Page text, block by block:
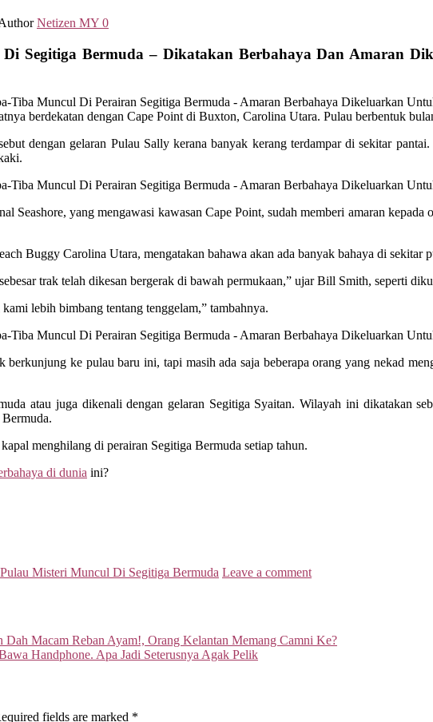
Netizen MY 0
Segitiga Bermuda – Dikatakan Berbahaya Dan Amaran
berdekatan dengan Cape Point di Buxton, Carolina Utara. Pulau berbentuk
dengan gelaran Pulau Sally kerana banyak kerang terdampar di sekitar
Seashore, yang mengawasi kawasan Cape Point, sudah memberi amaran
Buggy Carolina Utara, mengatakan bahawa akan ada banyak bahaya di sekitar
trak telah dikesan bergerak di bawah permukaan,” ujar Bill Smith, seperti
lebih bimbang tentang tenggelam,” tambahnya.
berkunjung ke pulau baru ini, tapi masih ada saja beberapa orang yang nekad
atau juga dikenali dengan gelaran Segitiga Syaitan. Wilayah ini dikatakan
menghilang di perairan Segitiga Bermuda setiap tahun.
di dunia ini?
Pulau Misteri Muncul Di Segitiga Bermuda Leave a comment
Macam Reban Ayam!, Orang Kelantan Memang Camni Ke?
Handphone. Apa Jadi Seterusnya Agak Pelik
fields are marked *